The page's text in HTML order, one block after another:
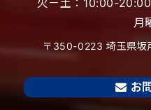
月
〒350-0223 埼玉県坂
お